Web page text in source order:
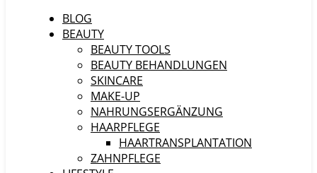
BLOG
BEAUTY
BEAUTY TOOLS
BEAUTY BEHANDLUNGEN
SKINCARE
MAKE-UP
NAHRUNGSERGÄNZUNG
HAARPFLEGE
HAARTRANSPLANTATION
ZAHNPFLEGE